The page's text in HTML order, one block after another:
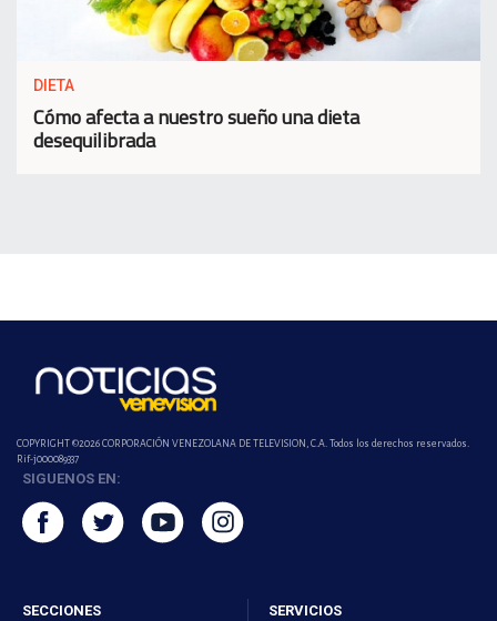
DIETA
Cómo afecta a nuestro sueño una dieta
desequilibrada
COPYRIGHT ©2026 CORPORACIÓN VENEZOLANA DE TELEVISION, C.A. Todos los derechos reservados.
Rif-j000089337
SIGUENOS EN:
SECCIONES SERVICIOS